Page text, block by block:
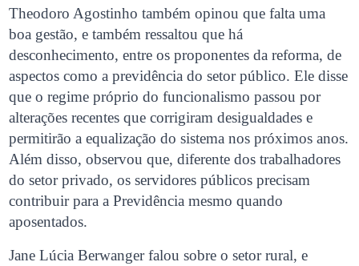
Theodoro Agostinho também opinou que falta uma
boa gestão, e também ressaltou que há
desconhecimento, entre os proponentes da reforma, de
aspectos como a previdência do setor público. Ele disse
que o regime próprio do funcionalismo passou por
alterações recentes que corrigiram desigualdades e
permitirão a equalização do sistema nos próximos anos.
Além disso, observou que, diferente dos trabalhadores
do setor privado, os servidores públicos precisam
contribuir para a Previdência mesmo quando
aposentados.
Jane Lúcia Berwanger falou sobre o setor rural, e